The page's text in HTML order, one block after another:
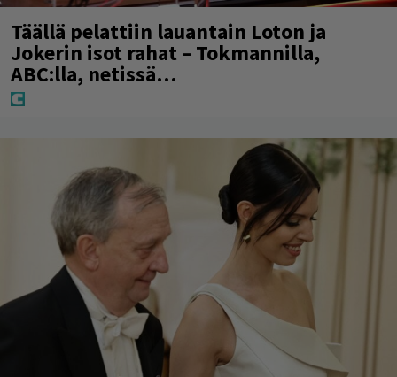
Täällä pelattiin lauantain Loton ja
Jokerin isot rahat – Tokmannilla,
ABC:lla, netissä…